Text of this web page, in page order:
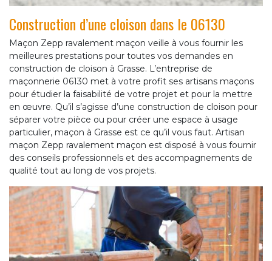
Construction d’une cloison dans le 06130
Maçon Zepp ravalement maçon veille à vous fournir les
meilleures prestations pour toutes vos demandes en
construction de cloison à Grasse. L’entreprise de
maçonnerie 06130 met à votre profit ses artisans maçons
pour étudier la faisabilité de votre projet et pour la mettre
en œuvre. Qu’il s’agisse d’une construction de cloison pour
séparer votre pièce ou pour créer une espace à usage
particulier, maçon à Grasse est ce qu’il vous faut. Artisan
maçon Zepp ravalement maçon est disposé à vous fournir
des conseils professionnels et des accompagnements de
qualité tout au long de vos projets.